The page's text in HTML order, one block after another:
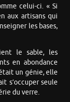
celui-ci. « Si
aux artisans qui
les bases,
le sable, les
en abondance
un génie, elle
s’occuper seule
du verre.